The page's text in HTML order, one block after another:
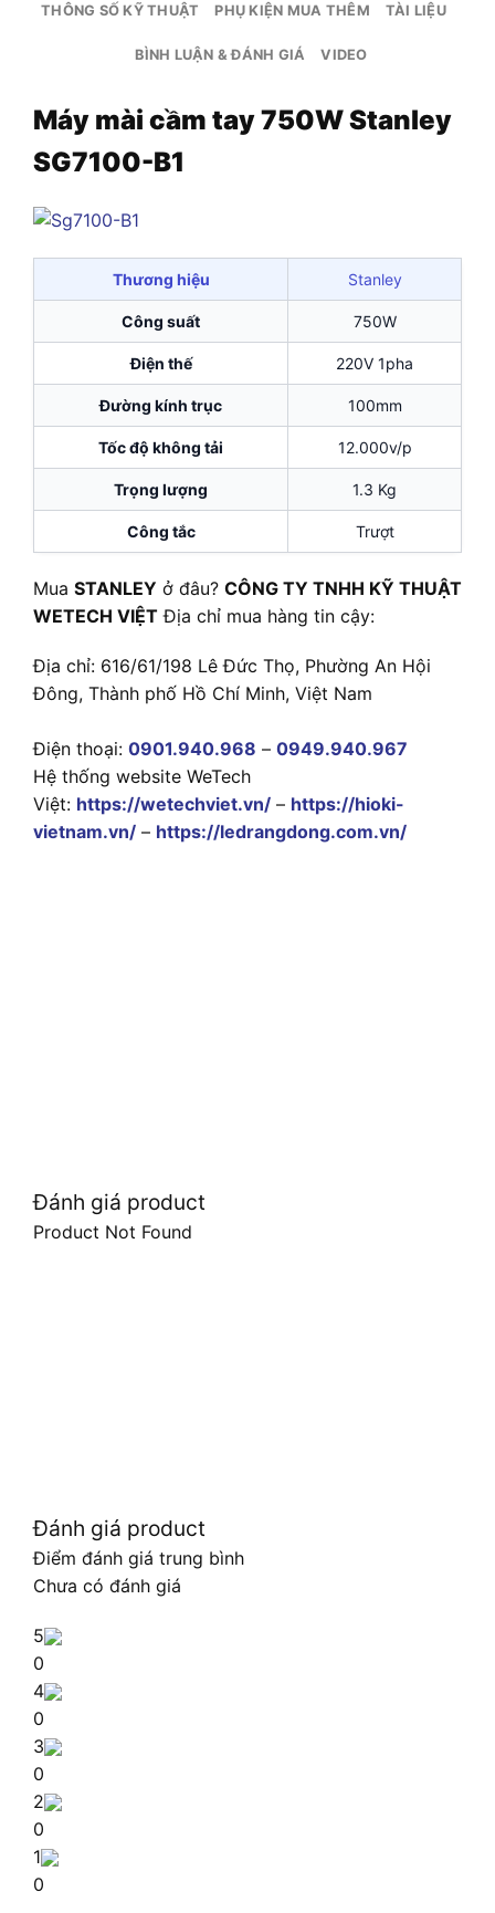
THÔNG SỐ KỸ THUẬT PHỤ KIỆN MUA THÊM TÀI LIỆU
BÌNH LUẬN & ĐÁNH GIÁ VIDEO
Máy mài cầm tay 750W Stanley
SG7100-B1
Thương hiệu Stanley
Công suất 750W
Điện thế 220V 1pha
Đường kính trục 100mm
Tốc độ không tải 12.000v/p
Trọng lượng 1.3 Kg
Công tắc Trượt
Mua STANLEY ở đâu? CÔNG TY TNHH KỸ THUẬT
WETECH VIỆT Địa chỉ mua hàng tin cậy:
Địa chỉ: 616/61/198 Lê Đức Thọ, Phường An Hội
Đông, Thành phố Hồ Chí Minh, Việt Nam
Điện thoại: 0901.940.968 – 0949.940.967
Hệ thống website WeTech
Việt: https://wetechviet.vn/ – https://hioki-
vietnam.vn/ – https://ledrangdong.com.vn/
Đánh giá product
Product Not Found
Đánh giá product
Điểm đánh giá trung bình
Chưa có đánh giá
5
0
4
0
3
0
2
0
1
0